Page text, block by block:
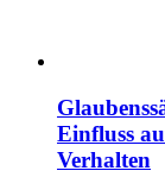
Einfluss
Verhalten